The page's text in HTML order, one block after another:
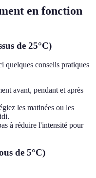
en fonction
de 25°C)
quelques conseils pratiques
avant, pendant et après
les matinées ou les
à réduire l'intensité pour
de 5°C)